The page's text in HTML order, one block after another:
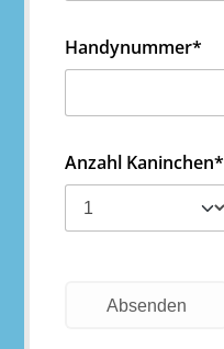
Handynummer*
Anzahl Kaninchen*
Absenden